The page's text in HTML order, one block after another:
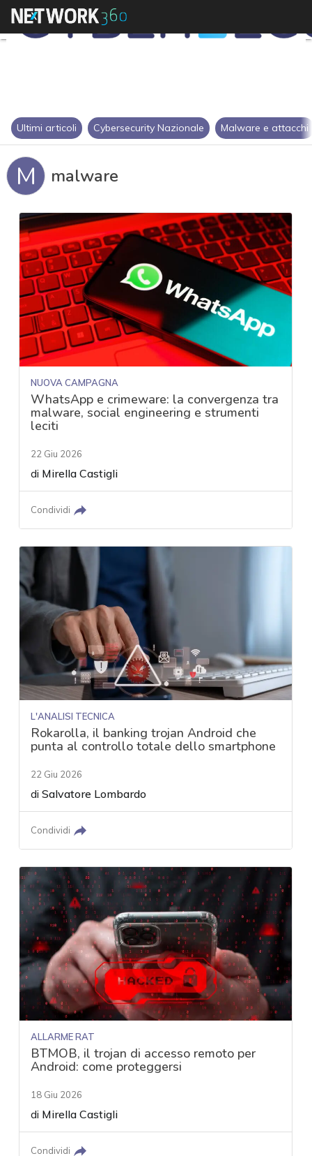
Ultimi articoli Cybersecurity Nazionale Malware e attacchi
M malware
NUOVA CAMPAGNA
WhatsApp e crimeware: la convergenza tra
malware, social engineering e strumenti
leciti
22 Giu 2026
di Mirella Castigli
Condividi
L'ANALISI TECNICA
Rokarolla, il banking trojan Android che
punta al controllo totale dello smartphone
22 Giu 2026
diSalvatore Lombardo
Condividi
ALLARME RAT
BTMOB, il trojan di accesso remoto per
Android: come proteggersi
18 Giu 2026
di Mirella Castigli
Condividi